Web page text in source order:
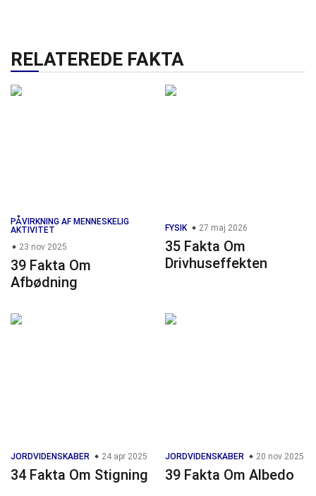
RELATEREDE FAKTA
PÅVIRKNING AF MENNESKELIG
AKTIVITET
23 nov 2025
39 Fakta Om
Afbødning
FYSIK 27 maj 2026
35 Fakta Om
Drivhuseffekten
JORDVIDENSKABER 24 apr 2025
34 Fakta Om Stigning
JORDVIDENSKABER 20 nov 2025
39 Fakta Om Albedo